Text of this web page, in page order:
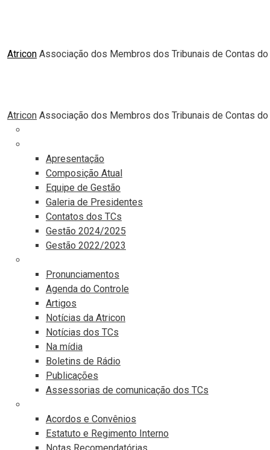
Atricon Associação dos Membros dos Tribunais de Contas
Atricon Associação dos Membros dos Tribunais de Contas
Apresentação
Composição Atual
Equipe de Gestão
Galeria de Presidentes
Contatos dos TCs
Gestão 2024/2025
Gestão 2022/2023
Pronunciamentos
Agenda do Controle
Artigos
Notícias da Atricon
Notícias dos TCs
Na mídia
Boletins de Rádio
Publicações
Assessorias de comunicação dos TCs
Acordos e Convênios
Estatuto e Regimento Interno